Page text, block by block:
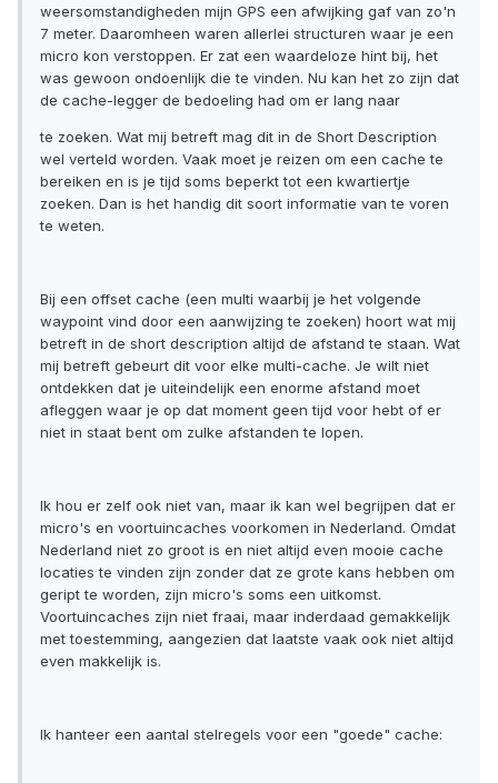
weersomstandigheden mijn GPS een afwijking gaf van zo'n
7 meter. Daaromheen waren allerlei structuren waar je een
micro kon verstoppen. Er zat een waardeloze hint bij, het
was gewoon ondoenlijk die te vinden. Nu kan het zo zijn dat
de cache-legger de bedoeling had om er lang naar
te zoeken. Wat mij betreft mag dit in de Short Description
wel verteld worden. Vaak moet je reizen om een cache te
bereiken en is je tijd soms beperkt tot een kwartiertje
zoeken. Dan is het handig dit soort informatie van te voren
te weten.
Bij een offset cache (een multi waarbij je het volgende
waypoint vind door een aanwijzing te zoeken) hoort wat mij
betreft in de short description altijd de afstand te staan. Wat
mij betreft gebeurt dit voor elke multi-cache. Je wilt niet
ontdekken dat je uiteindelijk een enorme afstand moet
afleggen waar je op dat moment geen tijd voor hebt of er
niet in staat bent om zulke afstanden te lopen.
Ik hou er zelf ook niet van, maar ik kan wel begrijpen dat er
micro's en voortuincaches voorkomen in Nederland. Omdat
Nederland niet zo groot is en niet altijd even mooie cache
locaties te vinden zijn zonder dat ze grote kans hebben om
geript te worden, zijn micro's soms een uitkomst.
Voortuincaches zijn niet fraai, maar inderdaad gemakkelijk
met toestemming, aangezien dat laatste vaak ook niet altijd
even makkelijk is.
Ik hanteer een aantal stelregels voor een "goede" cache: